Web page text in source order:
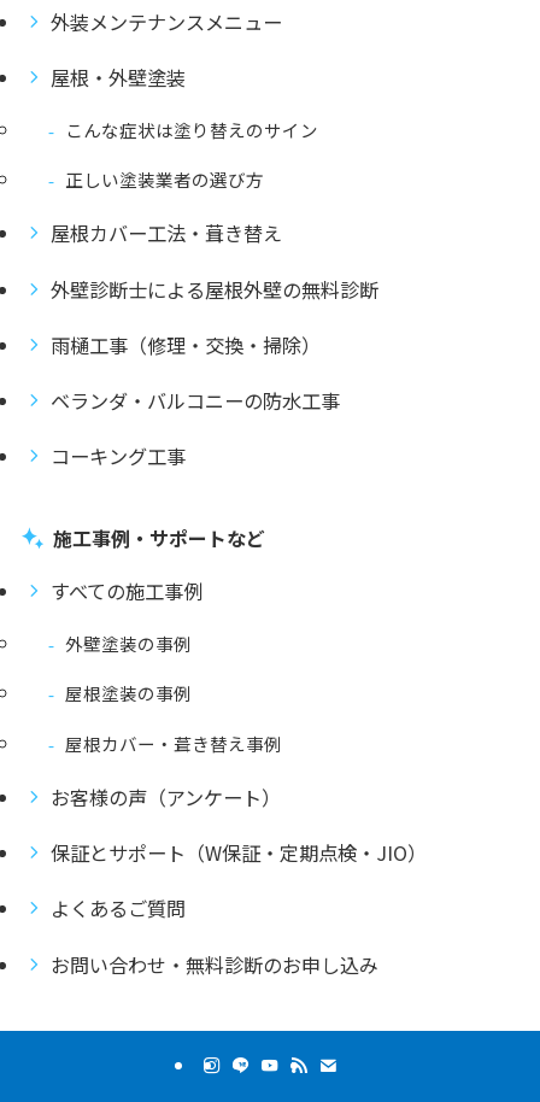
外装メンテナンスメニュー
屋根・外壁塗装
こんな症状は塗り替えのサイン
正しい塗装業者の選び方
屋根カバー工法・葺き替え
外壁診断士による屋根外壁の無料診断
雨樋工事（修理・交換・掃除）
ベランダ・バルコニーの防水工事
コーキング工事
施工事例・サポートなど
すべての施工事例
外壁塗装の事例
屋根塗装の事例
屋根カバー・葺き替え事例
お客様の声（アンケート）
保証とサポート（W保証・定期点検・JIO）
よくあるご質問
お問い合わせ・無料診断のお申し込み